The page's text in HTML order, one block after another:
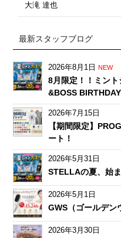
大滝 達也
最新スタッフブログ
2026年8月1日 NEW
8月限定！！ミン
&BOSS
2026年7月15日
【期間限定】
ート！
2026年5月31日
STELLAの夏、始ま
2026年5月1日
GWS（ゴールデン
2026年3月30日